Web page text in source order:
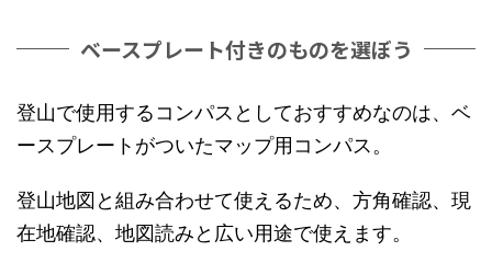
ベースプレート付きのものを選ぼう
登山で使用するコンパスとしておすすめなのは、ベ
ースプレートがついたマップ用コンパス。
登山地図と組み合わせて使えるため、方角確認、現
在地確認、地図読みと広い用途で使えます。